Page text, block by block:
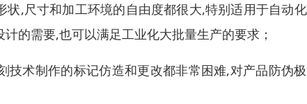
,尺寸和加工环境的自由度都很大,特别适用于自动
的需要,也可以满足工业化大批量生产的要求；
术制作的标记仿造和更改都非常困难,对产品防伪